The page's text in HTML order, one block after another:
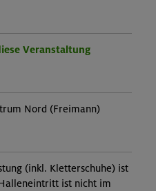
Veranstaltung
Nord (Freimann)
(inkl. Kletterschuhe) ist
ist nicht im